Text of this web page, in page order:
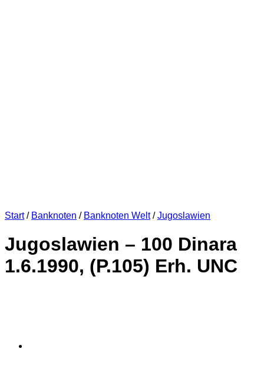
Start / Banknoten / Banknoten Welt / Jugoslawien
Jugoslawien – 100 Dinara
1.6.1990, (P.105) Erh. UNC